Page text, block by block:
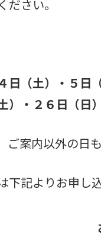
ださい。
（土）・５日
）・２６日（日）
ご案内以外の日
下記よりお申し